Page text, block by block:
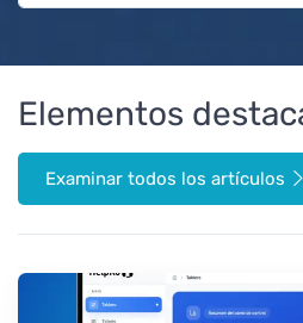
Elementos
Examinar todos los artículos